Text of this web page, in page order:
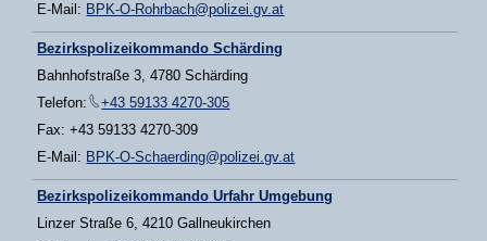
E-Mail: BPK-O-Rohrbach@polizei.gv.at
Bezirkspolizeikommando Schärding
Bahnhofstraße 3, 4780 Schärding
Telefon:
+43 59133 4270-305
Fax: +43 59133 4270-309
E-Mail: BPK-O-Schaerding@polizei.gv.at
Bezirkspolizeikommando Urfahr Umgebung
Linzer Straße 6, 4210 Gallneukirchen